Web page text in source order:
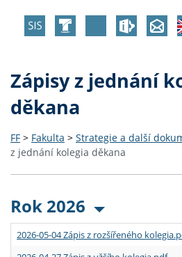
Zápisy z jednání
děkana
FF > Fakulta > Strategie a další
z jednání kolegia děkana
Rok 2026
2026-05-04 Zápis z rozšířeného